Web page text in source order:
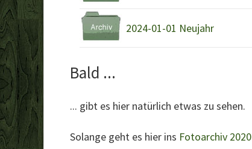
2024-01-01 Neujahr
Bald ...
... gibt es hier natürlich etwas zu sehen.
Solange geht es hier ins Fotoarchiv 2020